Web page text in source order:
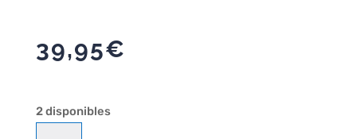
39,95€
2 disponibles